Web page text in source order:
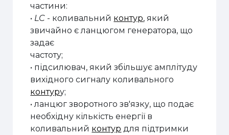
частини:
• LC - коливальний контур, який
звичайно є ланцюгом генератора, що
задає
частоту;
• підсилювач, який збільшує амплітуду
вихідного сигналу коливального
контуру;
• ланцюг зворотного зв'язку, що подає
необхідну кількість енергії в
коливальний контур для підтримки